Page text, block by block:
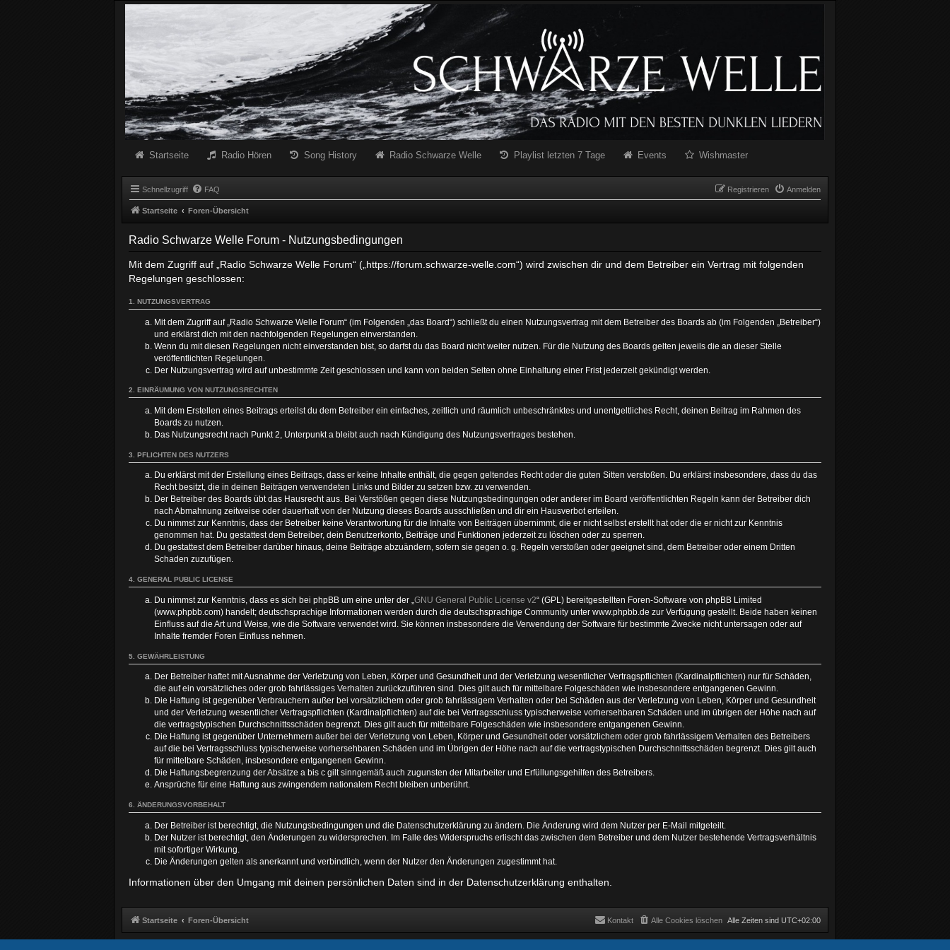
Radio Schwarze Welle Forum
Startseite Radio Hören Song History Radio Schwarze Welle Playlist letzten 7 Tage Events Wishmaster
Schnellzugriff FAQ Anmelden
Registrieren
Startseite Foren-Übersicht
Radio Schwarze Welle Forum - Nutzungsbedingungen
Mit dem Zugriff auf „Radio Schwarze Welle Forum“ („https://forum.schwarze-welle.com“) wird zwischen dir und dem Betreiber ein Vertrag mit folgenden
Regelungen geschlossen:
1. NUTZUNGSVERTRAG
Mit dem Zugriff auf „Radio Schwarze Welle Forum“ (im Folgenden „das Board“) schließt du einen Nutzungsvertrag mit dem Betreiber des Boards ab (im Folgenden „Betreiber“)
und erklärst dich mit den nachfolgenden Regelungen einverstanden.
Wenn du mit diesen Regelungen nicht einverstanden bist, so darfst du das Board nicht weiter nutzen. Für die Nutzung des Boards gelten jeweils die an dieser Stelle
veröffentlichten Regelungen.
Der Nutzungsvertrag wird auf unbestimmte Zeit geschlossen und kann von beiden Seiten ohne Einhaltung einer Frist jederzeit gekündigt werden.
2. EINRÄUMUNG VON NUTZUNGSRECHTEN
Mit dem Erstellen eines Beitrags erteilst du dem Betreiber ein einfaches, zeitlich und räumlich unbeschränktes und unentgeltliches Recht, deinen Beitrag im Rahmen des
Boards zu nutzen.
Das Nutzungsrecht nach Punkt 2, Unterpunkt a bleibt auch nach Kündigung des Nutzungsvertrages bestehen.
3. PFLICHTEN DES NUTZERS
Du erklärst mit der Erstellung eines Beitrags, dass er keine Inhalte enthält, die gegen geltendes Recht oder die guten Sitten verstoßen. Du erklärst insbesondere, dass du das
Recht besitzt, die in deinen Beiträgen verwendeten Links und Bilder zu setzen bzw. zu verwenden.
Der Betreiber des Boards übt das Hausrecht aus. Bei Verstößen gegen diese Nutzungsbedingungen oder anderer im Board veröffentlichten Regeln kann der Betreiber dich
nach Abmahnung zeitweise oder dauerhaft von der Nutzung dieses Boards ausschließen und dir ein Hausverbot erteilen.
Du nimmst zur Kenntnis, dass der Betreiber keine Verantwortung für die Inhalte von Beiträgen übernimmt, die er nicht selbst erstellt hat oder die er nicht zur Kenntnis
genommen hat. Du gestattest dem Betreiber, dein Benutzerkonto, Beiträge und Funktionen jederzeit zu löschen oder zu sperren.
Du gestattest dem Betreiber darüber hinaus, deine Beiträge abzuändern, sofern sie gegen o. g. Regeln verstoßen oder geeignet sind, dem Betreiber oder einem Dritten
Schaden zuzufügen.
4. GENERAL PUBLIC LICENSE
Du nimmst zur Kenntnis, dass es sich bei phpBB um eine unter der „GNU General Public License v2“ (GPL) bereitgestellten Foren-Software von phpBB Limited
(www.phpbb.com) handelt; deutschsprachige Informationen werden durch die deutschsprachige Community unter www.phpbb.de zur Verfügung gestellt. Beide haben keinen
Einfluss auf die Art und Weise, wie die Software verwendet wird. Sie können insbesondere die Verwendung der Software für bestimmte Zwecke nicht untersagen oder auf
Inhalte fremder Foren Einfluss nehmen.
5. GEWÄHRLEISTUNG
Der Betreiber haftet mit Ausnahme der Verletzung von Leben, Körper und Gesundheit und der Verletzung wesentlicher Vertragspflichten (Kardinalpflichten) nur für Schäden,
die auf ein vorsätzliches oder grob fahrlässiges Verhalten zurückzuführen sind. Dies gilt auch für mittelbare Folgeschäden wie insbesondere entgangenen Gewinn.
Die Haftung ist gegenüber Verbrauchern außer bei vorsätzlichem oder grob fahrlässigem Verhalten oder bei Schäden aus der Verletzung von Leben, Körper und Gesundheit
und der Verletzung wesentlicher Vertragspflichten (Kardinalpflichten) auf die bei Vertragsschluss typischerweise vorhersehbaren Schäden und im übrigen der Höhe nach auf
die vertragstypischen Durchschnittsschäden begrenzt. Dies gilt auch für mittelbare Folgeschäden wie insbesondere entgangenen Gewinn.
Die Haftung ist gegenüber Unternehmern außer bei der Verletzung von Leben, Körper und Gesundheit oder vorsätzlichem oder grob fahrlässigem Verhalten des Betreibers
auf die bei Vertragsschluss typischerweise vorhersehbaren Schäden und im Übrigen der Höhe nach auf die vertragstypischen Durchschnittsschäden begrenzt. Dies gilt auch
für mittelbare Schäden, insbesondere entgangenen Gewinn.
Die Haftungsbegrenzung der Absätze a bis c gilt sinngemäß auch zugunsten der Mitarbeiter und Erfüllungsgehilfen des Betreibers.
Ansprüche für eine Haftung aus zwingendem nationalem Recht bleiben unberührt.
6. ÄNDERUNGSVORBEHALT
Der Betreiber ist berechtigt, die Nutzungsbedingungen und die Datenschutzerklärung zu ändern. Die Änderung wird dem Nutzer per E-Mail mitgeteilt.
Der Nutzer ist berechtigt, den Änderungen zu widersprechen. Im Falle des Widerspruchs erlischt das zwischen dem Betreiber und dem Nutzer bestehende Vertragsverhältnis
mit sofortiger Wirkung.
Die Änderungen gelten als anerkannt und verbindlich, wenn der Nutzer den Änderungen zugestimmt hat.
Informationen über den Umgang mit deinen persönlichen Daten sind in der Datenschutzerklärung enthalten.
Startseite Foren-Übersicht Alle Zeiten sind UTC+02:00
Alle Cookies löschen
Kontakt